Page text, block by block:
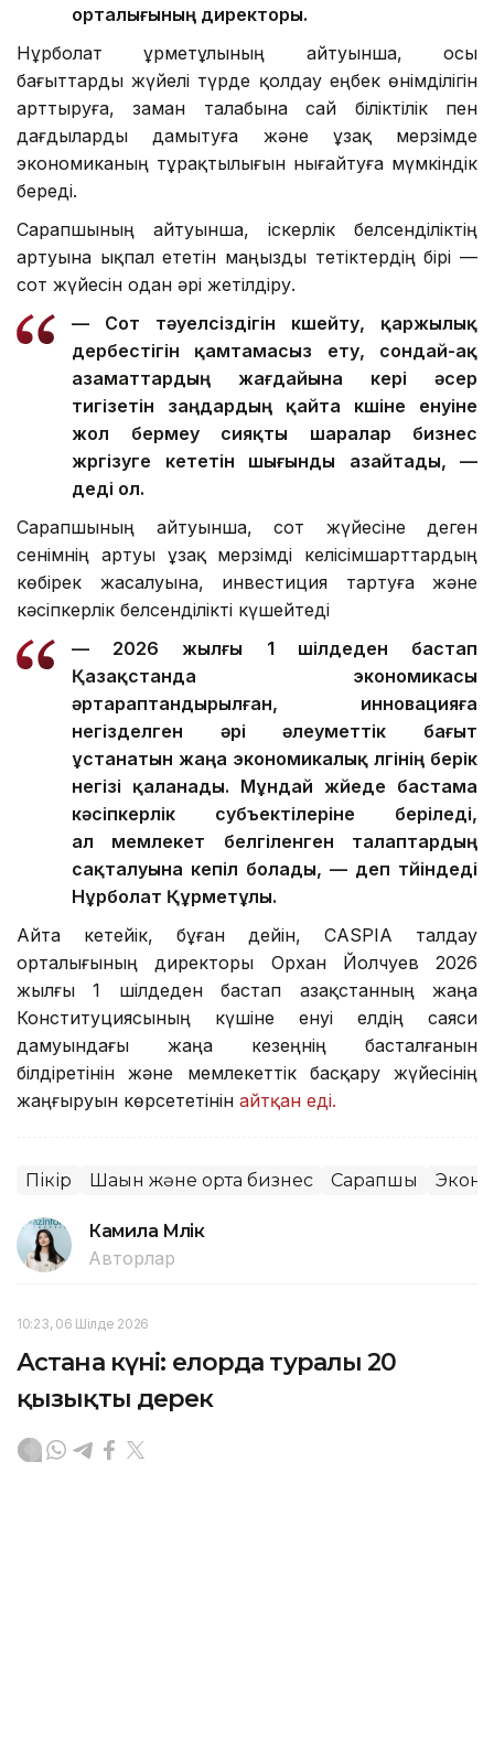
орталығының директоры.
Нұрболат Құрметұлының айтуынша, осы
бағыттарды жүйелі түрде қолдау еңбек өнімділігін
арттыруға, заман талабына сай біліктілік пен
дағдыларды дамытуға және ұзақ мерзімде
экономиканың тұрақтылығын нығайтуға мүмкіндік
береді.
Сарапшының айтуынша, іскерлік белсенділіктің
артуына ықпал ететін маңызды тетіктердің бірі —
сот жүйесін одан әрі жетілдіру.
— Сот тәуелсіздігін күшейту, қаржылық
дербестігін қамтамасыз ету, сондай-ақ
азаматтардың жағдайына кері әсер
тигізетін заңдардың қайта күшіне енуіне
жол бермеу сияқты шаралар бизнес
жүргізуге кететін шығынды азайтады, —
деді ол.
Сарапшының айтуынша, сот жүйесіне деген
сенімнің артуы ұзақ мерзімді келісімшарттардың
көбірек жасалуына, инвестиция тартуға және
кәсіпкерлік белсенділікті күшейтеді
— 2026 жылғы 1 шілдеден бастап
Қазақстанда экономикасы
әртараптандырылған, инновацияға
негізделген әрі әлеуметтік бағыт
ұстанатын жаңа экономикалық үлгінің берік
негізі қаланады. Мұндай жүйеде бастама
кәсіпкерлік субъектілеріне беріледі,
ал мемлекет белгіленген талаптардың
сақталуына кепіл болады, — деп түйіндеді
Нұрболат Құрметұлы.
Айта кетейік, бұған дейін, CASPIA талдау
орталығының директоры Орхан Йолчуев 2026
жылғы 1 шілдеден бастап Қазақстанның жаңа
Конституциясының күшіне енуі елдің саяси
дамуындағы жаңа кезеңнің басталғанын
білдіретінін және мемлекеттік басқару жүйесінің
жаңғыруын көрсететінін айтқан еді.
Пікір Шағын және орта бизнес Сарапшы
Камила Мүлік
Авторлар
10:23, 06 Шілде 2026
Астана күні: елорда туралы 20
қызықты дерек